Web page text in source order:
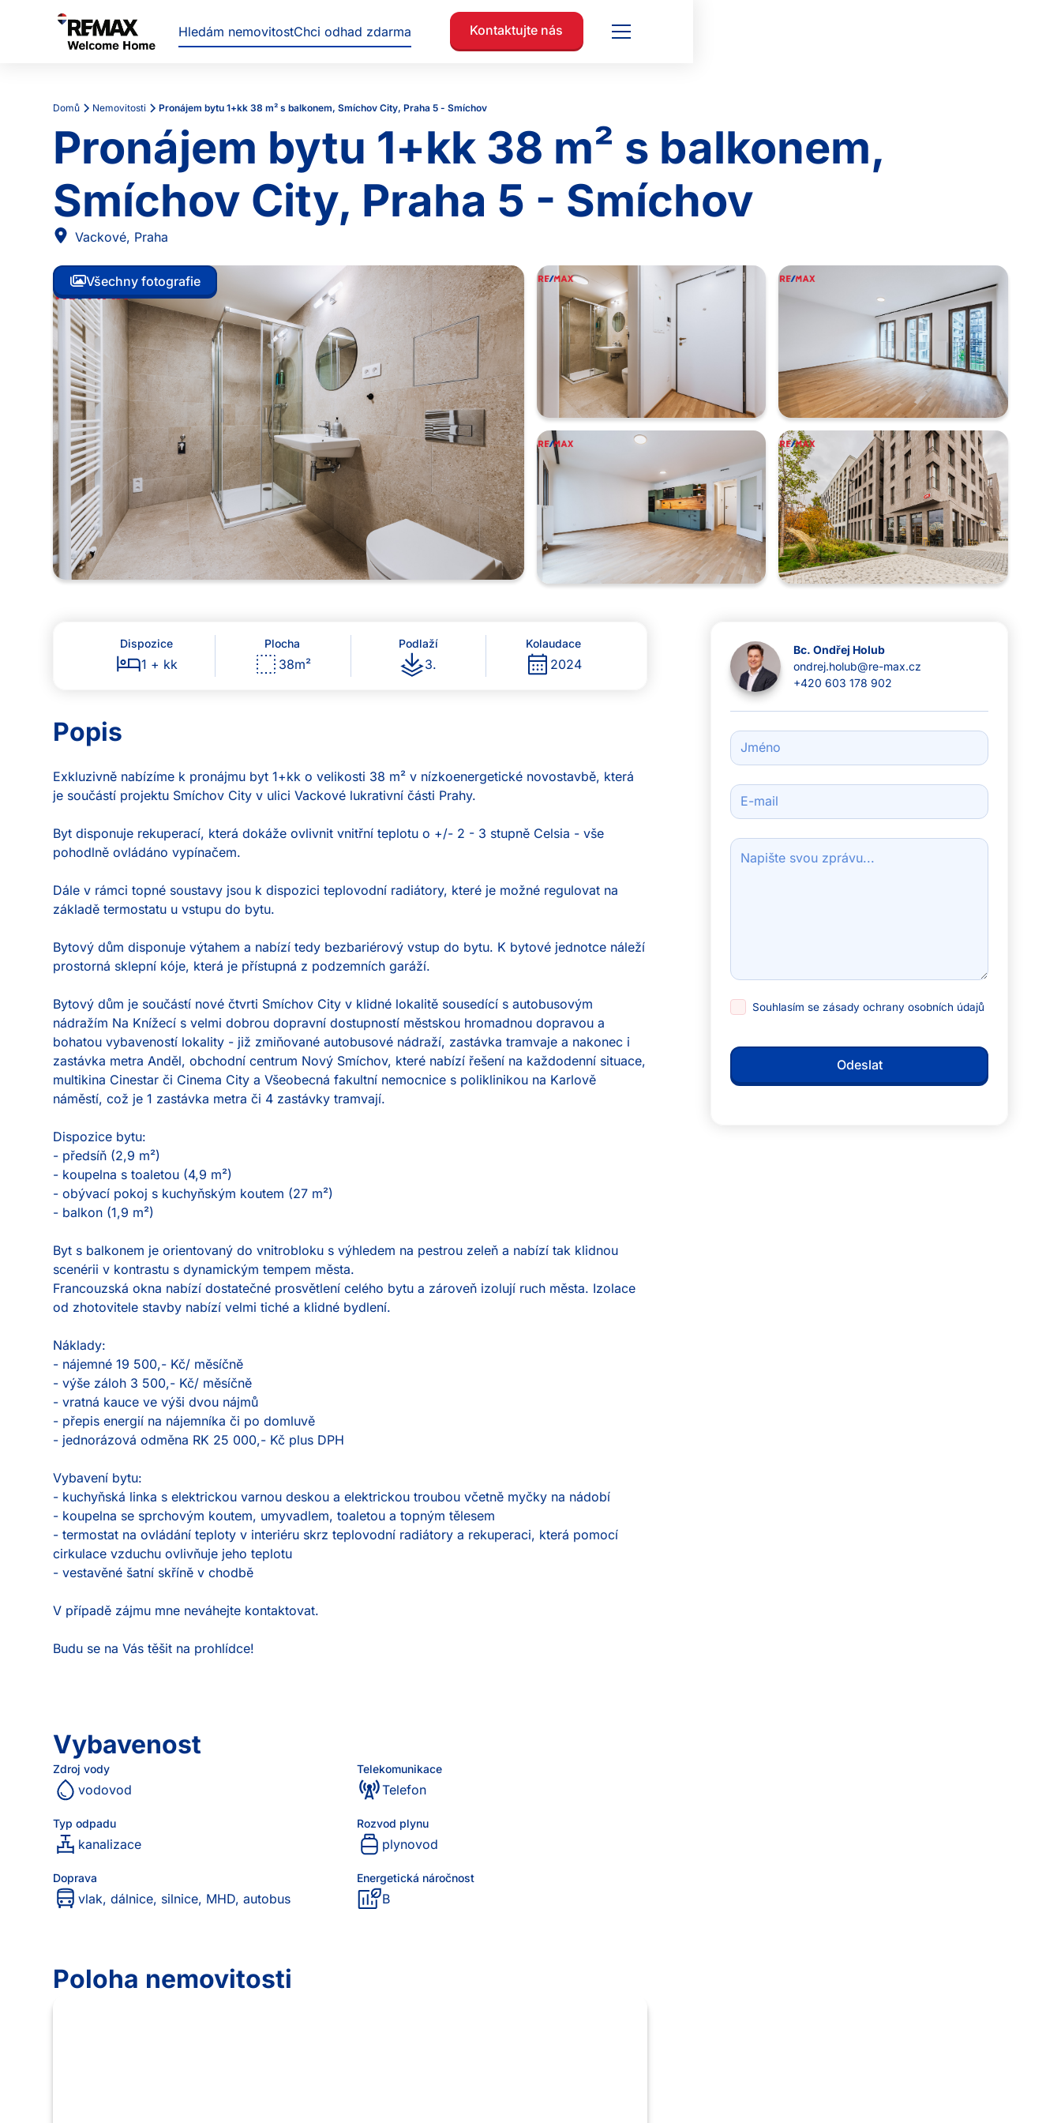
Hledám nemovitostChci odhad zdarma Kontaktujte nás
Domů Nemovitosti Pronájem bytu 1+kk 38 m² s balkonem, Smíchov City, Praha 5 - Smíchov
Pronájem bytu 1+kk 38 m² s balkonem,
Smíchov City, Praha 5 - Smíchov
Vackové, Praha
Všechny fotografie
Dispozice
1 + kk
Plocha
38m²
Podlaží
3.
Kolaudace
2024
Popis
Exkluzivně nabízíme k pronájmu byt 1+kk o velikosti 38 m² v nízkoenergetické novostavbě, která
je součástí projektu Smíchov City v ulici Vackové lukrativní části Prahy.
Byt disponuje rekuperací, která dokáže ovlivnit vnitřní teplotu o +/- 2 - 3 stupně Celsia - vše
pohodlně ovládáno vypínačem.
Dále v rámci topné soustavy jsou k dispozici teplovodní radiátory, které je možné regulovat na
základě termostatu u vstupu do bytu.
Bytový dům disponuje výtahem a nabízí tedy bezbariérový vstup do bytu. K bytové jednotce náleží
prostorná sklepní kóje, která je přístupná z podzemních garáží.
Bytový dům je součástí nové čtvrti Smíchov City v klidné lokalitě sousedící s autobusovým
nádražím Na Knížecí s velmi dobrou dopravní dostupností městskou hromadnou dopravou a
bohatou vybaveností lokality - již zmiňované autobusové nádraží, zastávka tramvaje a nakonec i
zastávka metra Anděl, obchodní centrum Nový Smíchov, které nabízí řešení na každodenní situace,
multikina Cinestar či Cinema City a Všeobecná fakultní nemocnice s poliklinikou na Karlově
náměstí, což je 1 zastávka metra či 4 zastávky tramvají.
Dispozice bytu:
- předsíň (2,9 m²)
- koupelna s toaletou (4,9 m²)
- obývací pokoj s kuchyňským koutem (27 m²)
- balkon (1,9 m²)
Byt s balkonem je orientovaný do vnitrobloku s výhledem na pestrou zeleň a nabízí tak klidnou
scenérii v kontrastu s dynamickým tempem města.
Francouzská okna nabízí dostatečné prosvětlení celého bytu a zároveň izolují ruch města. Izolace
od zhotovitele stavby nabízí velmi tiché a klidné bydlení.
Náklady:
- nájemné 19 500,- Kč/ měsíčně
- výše záloh 3 500,- Kč/ měsíčně
- vratná kauce ve výši dvou nájmů
- přepis energií na nájemníka či po domluvě
- jednorázová odměna RK 25 000,- Kč plus DPH
Vybavení bytu:
- kuchyňská linka s elektrickou varnou deskou a elektrickou troubou včetně myčky na nádobí
- koupelna se sprchovým koutem, umyvadlem, toaletou a topným tělesem
- termostat na ovládání teploty v interiéru skrz teplovodní radiátory a rekuperaci, která pomocí
cirkulace vzduchu ovlivňuje jeho teplotu
- vestavěné šatní skříně v chodbě
V případě zájmu mne neváhejte kontaktovat.
Budu se na Vás těšit na prohlídce!
Vybavenost
Zdroj vody
vodovod
Telekomunikace
Telefon
Typ odpadu
kanalizace
Rozvod plynu
plynovod
Doprava
vlak, dálnice, silnice, MHD, autobus
Energetická náročnost
B
Poloha nemovitosti
Bc. Ondřej Holub
ondrej.holub@re-max.cz
+420 603 178 902
Souhlasím se zásady ochrany osobních údajů